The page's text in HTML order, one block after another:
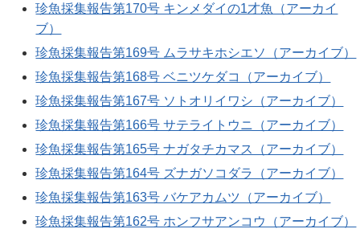
珍魚採集報告第170号 キンメダイの1才魚（アーカイ
ブ）
珍魚採集報告第169号 ムラサキホシエソ（アーカイブ）
珍魚採集報告第168号 ベニツケダコ（アーカイブ）
珍魚採集報告第167号 ソトオリイワシ（アーカイブ）
珍魚採集報告第166号 サテライトウニ（アーカイブ）
珍魚採集報告第165号 ナガタチカマス（アーカイブ）
珍魚採集報告第164号 ズナガソコダラ（アーカイブ）
珍魚採集報告第163号 バケアカムツ（アーカイブ）
珍魚採集報告第162号 ホンフサアンコウ（アーカイブ）